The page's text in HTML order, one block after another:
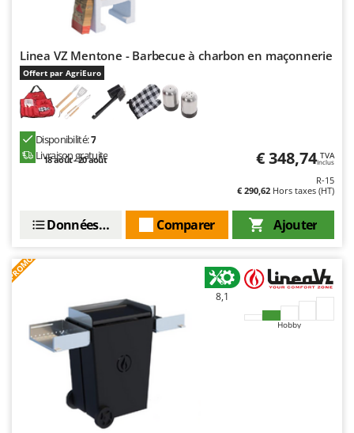
Linea VZ Mentone - Barbecue à charbon en maçonnerie
Offert par AgriEuro
Disponibilité:7
Livraison gratuite
18 août - 20 août € 348,74 TVA
Inclus
R-15
€ 290,62 Hors taxes (HT)
Ajouter
Comparer
Données techniques
PROMO
8,1
Hobby